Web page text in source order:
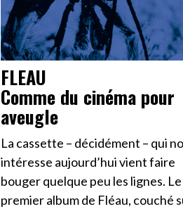
FLEAU
Comme du cinéma pour
aveugle
La cassette – décidément – qui
intéresse aujourd’hui vient faire
bouger quelque peu les lignes. Le
premier album de Fléau, couché